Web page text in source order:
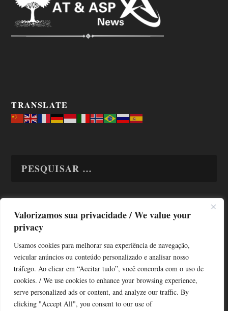
Valorizamos sua privacidade / We value your
privacy
Usamos cookies para melhorar sua experiência de navegação,
veicular anúncios ou conteúdo personalizado e analisar nosso
tráfego. Ao clicar em “Aceitar tudo”, você concorda com o uso de
cookies. / We use cookies to enhance your browsing experience,
serve personalized ads or content, and analyze our traffic. By
clicking "Accept All", you consent to our use of
TRANSLATE
TODAS OS ASSUNTOS
Copyright © Alô Tatuapé 2013 / 2026